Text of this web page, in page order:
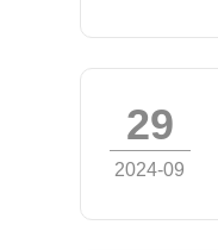
29
2024-09